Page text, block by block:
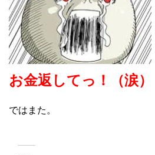
お金返してっ！（涙）
ではまた。